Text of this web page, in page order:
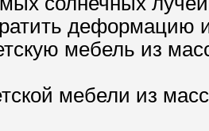
деформацию
мебель из
мебели из